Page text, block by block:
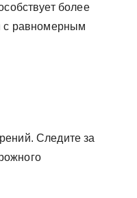
более
с равномерным
Следите за